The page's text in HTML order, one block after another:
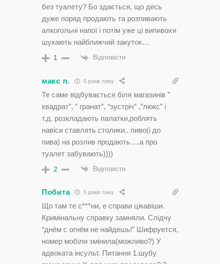
без туалету? Бо здається, що десь
дуже поряд продають та розпивають
алкогольні напої і потім уже ці випивохи
шукають найближчий закуток…
1 Відповісти
макс п. 5 років тому
Те саме відбувається біля магазинів ”
квадрат”, ” гранат”, “зустріч” ,”люкс” і
т.д. розкладають палатки,роблять
навіси ставлять столики.. пиво(і до
пива) на розлив продають….а про
туалет забувають))))
2 Відповісти
Побита 5 років тому
Що там те с***ни, е справи цiкавiши.
Кримiнальну справку замняли. Слiдчу
“днём с огнём не найдешь!” Шифруется,
номер мобiли змiнила(можливо?) У
адвоката iнсульт. Питання 1.шубу